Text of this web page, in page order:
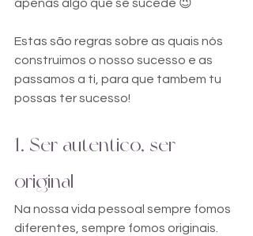
apenas algo que se sucede 😉
Estas são regras sobre as quais nós
construimos o nosso sucesso e as
passamos a ti, para que tambem tu
possas ter sucesso!
1. Ser autentico, ser
original
Na nossa vida pessoal sempre fomos
diferentes, sempre fomos originais.